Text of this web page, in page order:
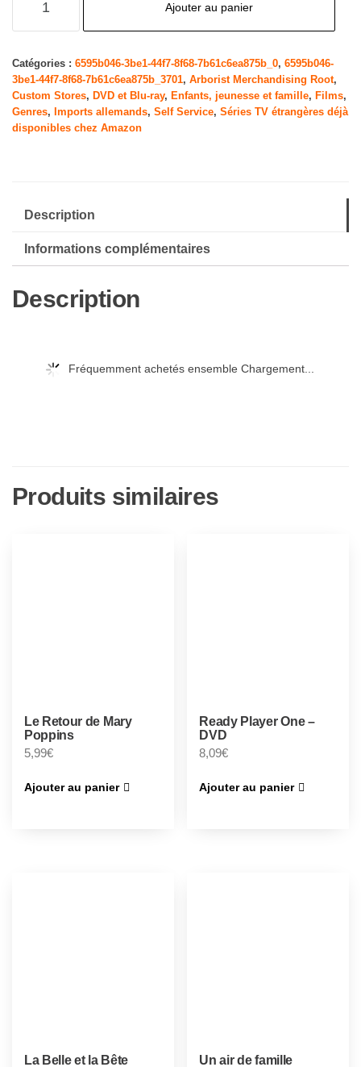
Sandmännchen
und
Seine
Freunde:
Ajouter au panier
Catégories : 6595b046-3be1-44f7-8f68-7b61c6ea875b_0, 6595b046-
3be1-44f7-8f68-7b61c6ea875b_3701, Arborist Merchandising Root,
Custom Stores, DVD et Blu-ray, Enfants, jeunesse et famille, Films,
Genres, Imports allemands, Self Service, Séries TV étrangères déjà
disponibles chez Amazon
Description
Informations complémentaires
Description
Fréquemment achetés ensemble Chargement...
Produits similaires
Le Retour de Mary
Poppins
5,99€
Ajouter au panier
Ready Player One –
DVD
8,09€
Ajouter au panier
La Belle et la Bête Un air de famille